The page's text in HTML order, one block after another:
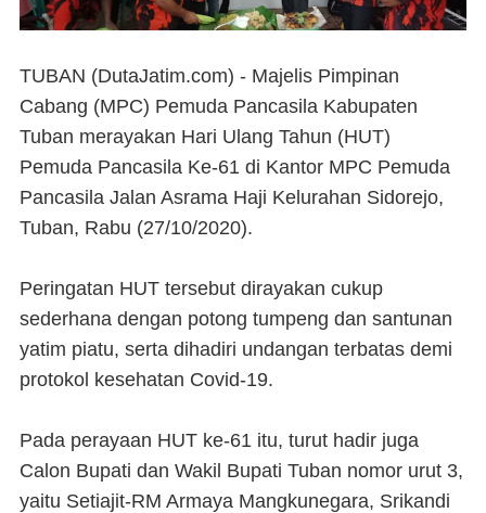
TUBAN (DutaJatim.com) - Majelis Pimpinan
Cabang (MPC) Pemuda Pancasila Kabupaten
Tuban merayakan Hari Ulang Tahun (HUT)
Pemuda Pancasila Ke-61 di Kantor MPC Pemuda
Pancasila Jalan Asrama Haji Kelurahan Sidorejo,
Tuban, Rabu (27/10/2020).
Peringatan HUT tersebut dirayakan cukup
sederhana dengan potong tumpeng dan santunan
yatim piatu, serta dihadiri undangan terbatas demi
protokol kesehatan Covid-19.
Pada perayaan HUT ke-61 itu, turut hadir juga
Calon Bupati dan Wakil Bupati Tuban nomor urut 3,
yaitu Setiajit-RM Armaya Mangkunegara, Srikandi